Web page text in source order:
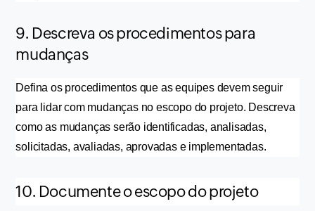
9. Descreva os procedimentos para
mudanças
Defina os procedimentos que as equipes devem seguir
para lidar com mudanças no escopo do projeto. Descreva
como as mudanças serão identificadas, analisadas,
solicitadas, avaliadas, aprovadas e implementadas.
10. Documente o escopo do projeto